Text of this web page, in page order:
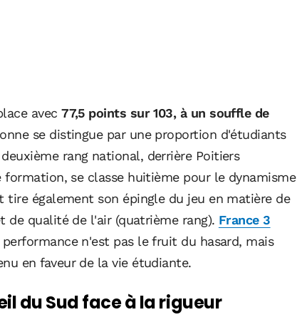
avec77,5 points sur 103, à un souffle de
se distingue par une proportion d'étudiants
rang national, derrière Poitiers
se classe huitième pour le dynamisme
tire également son épingle du jeu en matière de
de qualité de l'air (quatrième rang). France 3
n'est pas le fruit du hasard, mais
en faveur de la vie étudiante.
du Sud face à la rigueur